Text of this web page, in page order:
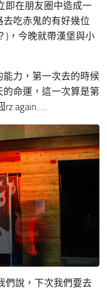
即在朋友圈中造成一
吃赤鬼的有好幾位
)，今晚就帶漢堡與小
力，第一次去的時候
命運，這一次算是第
rz again…..
們說，下次我們要去